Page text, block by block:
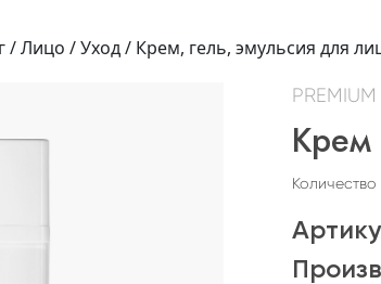
/Лицо /Уход/ Крем, гель, эмульсия для
PREMIUM